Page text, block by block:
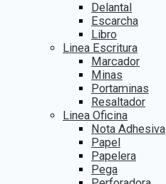
Delantal
Escarcha
Libro
Linea Escritura
Marcador
Minas
Portaminas
Resaltador
Linea Oficina
Nota Adhesiva
Papel
Papelera
Pega